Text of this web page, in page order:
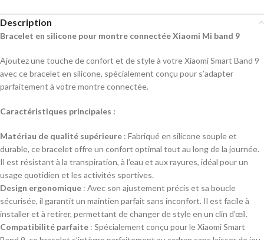
Description
Bracelet en silicone pour montre connectée Xiaomi Mi band 9
Ajoutez une touche de confort et de style à votre Xiaomi Smart Band 9
avec ce bracelet en silicone, spécialement conçu pour s’adapter
parfaitement à votre montre connectée.
Caractéristiques principales :
Matériau de qualité supérieure : Fabriqué en silicone souple et
durable, ce bracelet offre un confort optimal tout au long de la journée.
Il est résistant à la transpiration, à l’eau et aux rayures, idéal pour un
usage quotidien et les activités sportives.
Design ergonomique : Avec son ajustement précis et sa boucle
sécurisée, il garantit un maintien parfait sans inconfort. Il est facile à
installer et à retirer, permettant de changer de style en un clin d’œil.
Compatibilité parfaite : Spécialement conçu pour le Xiaomi Smart